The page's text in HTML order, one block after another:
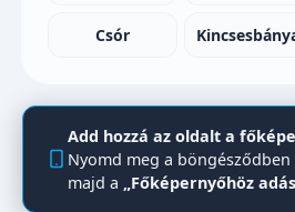
Csór
Add hozzá az oldalt a
Nyomd meg a
majd a
„Főképernyőhöz